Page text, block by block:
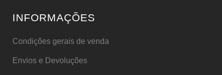
INFORMAÇÕES
Condições gerais de venda
Envios e Devoluções